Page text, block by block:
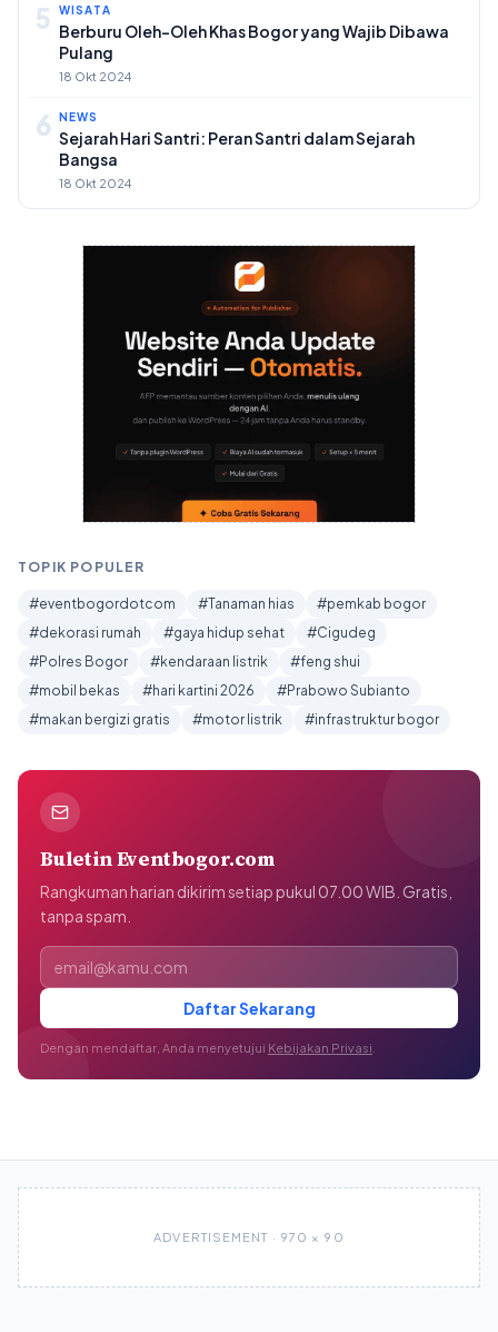
5 WISATA
Berburu Oleh-Oleh Khas Bogor yang Wajib Dibawa
Pulang
18 Okt 2024
6 NEWS
Sejarah Hari Santri: Peran Santri dalam Sejarah
Bangsa
18 Okt 2024
TOPIK POPULER
#eventbogordotcom #Tanaman hias
#pemkab bogor
#dekorasi rumah
#gaya hidup sehat
#Cigudeg
#Polres Bogor
#kendaraan listrik
#feng shui
#mobil bekas
#hari kartini 2026
#Prabowo Subianto
#makan bergizi gratis
#motor listrik #infrastruktur bogor
Buletin Eventbogor.com
Rangkuman harian dikirim setiap pukul 07.00 WIB. Gratis,
tanpa spam.
Alamat email
Daftar Sekarang
Dengan mendaftar, Anda menyetujui Kebijakan Privasi
ADVERTISEMENT · 970 × 90